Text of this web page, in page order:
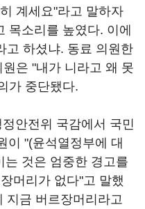
계세요"라고 말하자
목소리를 높였다. 이에
고 하셨냐. 동료 의원한
은 "내가 니라고 왜 못
가 중단됐다.
안전위 국감에서 국민
이 "(윤석열정부에 대
는 것은 엄중한 경고를
머리가 없다"고 말했
지금 버르장머리라고